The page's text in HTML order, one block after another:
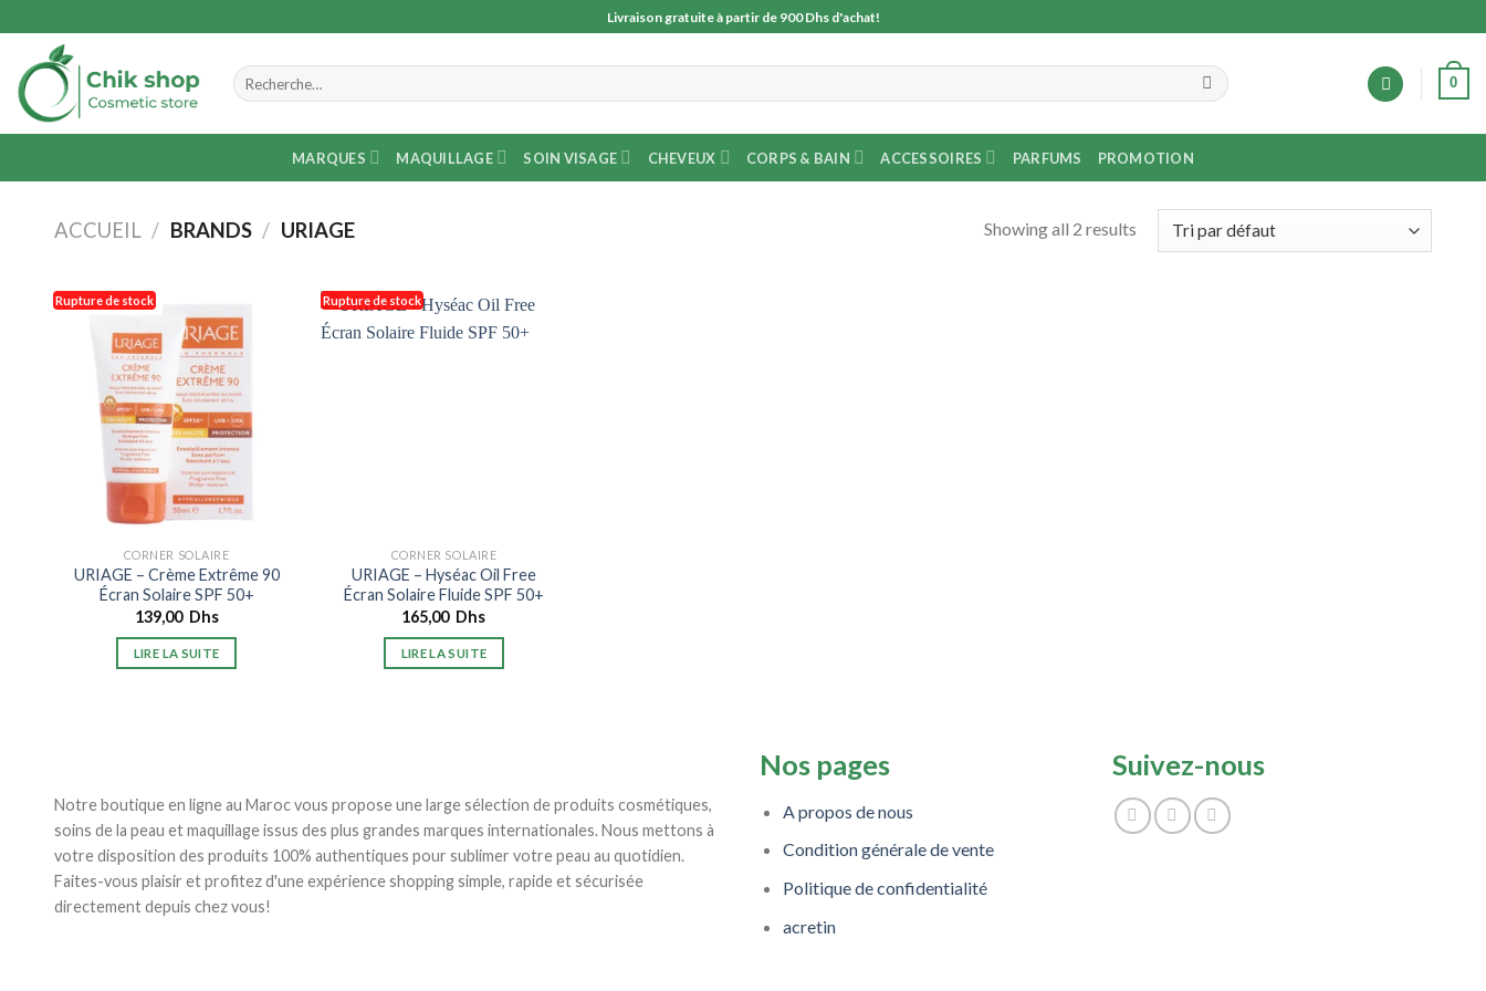
to
content
Livraison gratuite à partir de 900 Dhs d'achat!
Recherche
pour :
0
MARQUES MAQUILLAGE SOIN VISAGE CHEVEUX CORPS & BAIN ACCESSOIRES PARFUMS PROMOTION
ACCUEIL / BRANDS / URIAGE Showing all 2 results
Rupture de stock
CORNER SOLAIRE
URIAGE – Crème Extrême 90
Écran Solaire SPF 50+
139,00 Dhs
LIRE LA SUITE
Rupture de stock
CORNER SOLAIRE
URIAGE – Hyséac Oil Free
Écran Solaire Fluide SPF 50+
165,00 Dhs
LIRE LA SUITE
Notre boutique en ligne au Maroc vous propose une large sélection de produits cosmétiques,
soins de la peau et maquillage issus des plus grandes marques internationales. Nous mettons à
votre disposition des produits 100% authentiques pour sublimer votre peau au quotidien.
Faites-vous plaisir et profitez d'une expérience shopping simple, rapide et sécurisée
directement depuis chez vous!
Nos pages
A propos de nous
Condition générale de vente
Politique de confidentialité
acretin
Suivez-nous